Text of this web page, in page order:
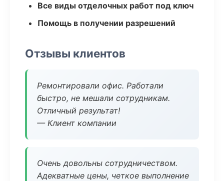
Все виды отделочных работ под ключ
Помощь в получении разрешений
Отзывы клиентов
Ремонтировали офис. Работали
быстро, не мешали сотрудникам.
Отличный результат!
— Клиент компании
Очень довольны сотрудничеством.
Адекватные цены, четкое выполнение